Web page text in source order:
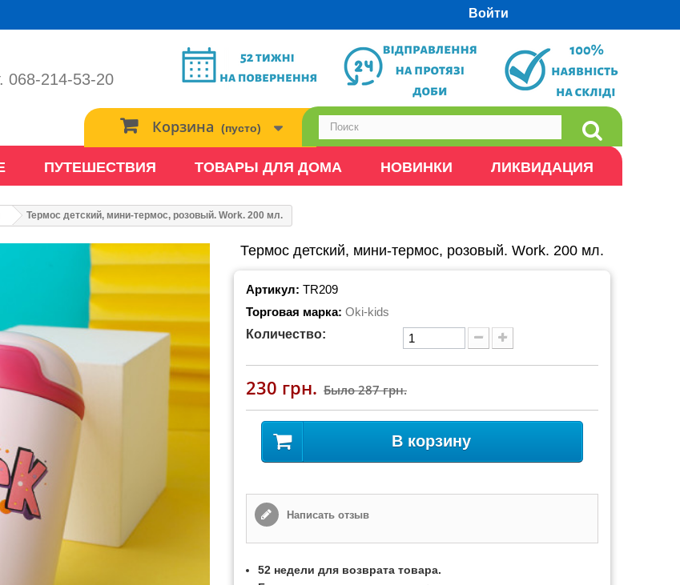
Войти
068-214-53-20
Корзина (пусто)
ПУТЕШЕСТВИЯ ТОВАРЫ ДЛЯ ДОМА НОВИНКИ ЛИКВИДАЦИЯ
Термос детский, мини-термос, розовый. Work. 200 мл.
Термос детский, мини-термос, розовый. Work. 200 мл.
Артикул: TR209
Торговая марка: Oki-kids
Количество:
230 грн. Было287 грн.
В корзину
Написать отзыв
52 недели для возврата товара.